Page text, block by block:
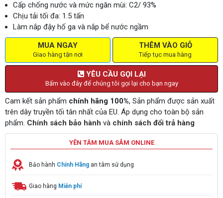
Cấp chống nước và mức ngăn mùi: C2/ 93%
Chịu tải tối đa: 1.5 tấn
Làm nắp đậy hố ga và nắp bể nước ngầm
MUA NGAY
Giao hàng tận nơi
THÊM VÀO GIỎ
Tiếp tục mua hàng
YÊU CẦU GỌI LẠI
Bấm vào đây để chúng tôi gọi lại cho bạn ngay
Cam kết sản phẩm chính hãng 100%, Sản phẩm được sản xuất
trên dây truyền tối tân nhất của EU. Áp dụng cho toàn bộ sản
phẩm. Chính sách bảo hành và chính sách đổi trả hàng
YÊN TÂM MUA SẮM ONLINE
Bảo hành Chính Hãng an tâm sử dụng
Giao hàng Miễn phí